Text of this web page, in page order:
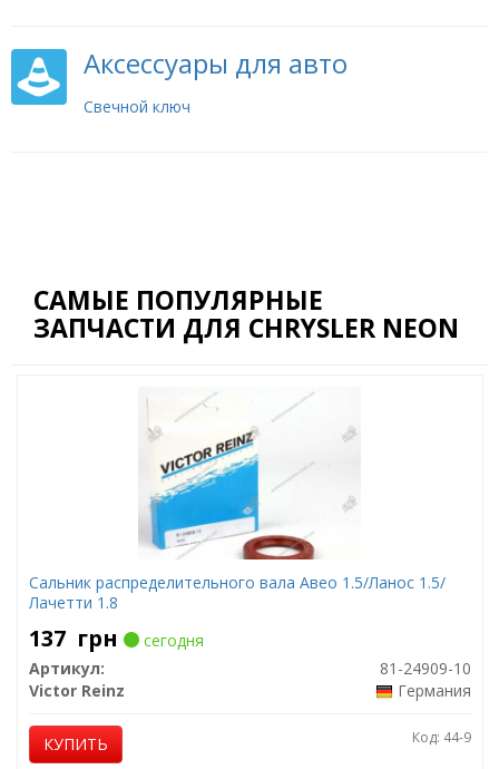
Аксессуары для авто
Свечной ключ
САМЫЕ ПОПУЛЯРНЫЕ
ЗАПЧАСТИ ДЛЯ CHRYSLER NEON
Сальник распределительного вала Авео 1.5/Ланос 1.5/
Лачетти 1.8
137 грн
сегодня
Артикул:
81-24909-10
Victor Reinz
Германия
КУПИТЬ Код: 44-9